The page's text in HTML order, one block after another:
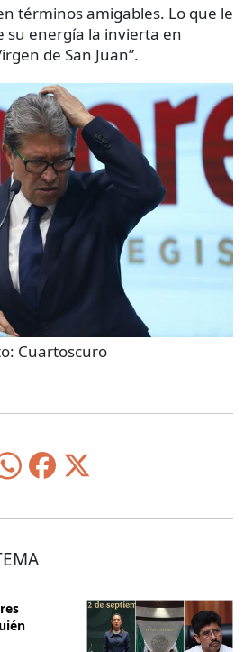
términos amigables. Lo que le
su energía la invierta en
de San Juan”.
Cuartoscuro